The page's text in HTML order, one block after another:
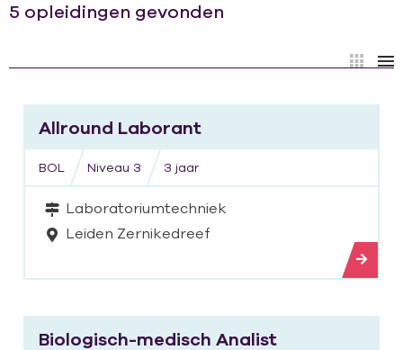
5 opleidingen gevonden
Allround Laborant
BOL Niveau 3 3 jaar
Laboratoriumtechniek
Leiden Zernikedreef
Biologisch-medisch Analist